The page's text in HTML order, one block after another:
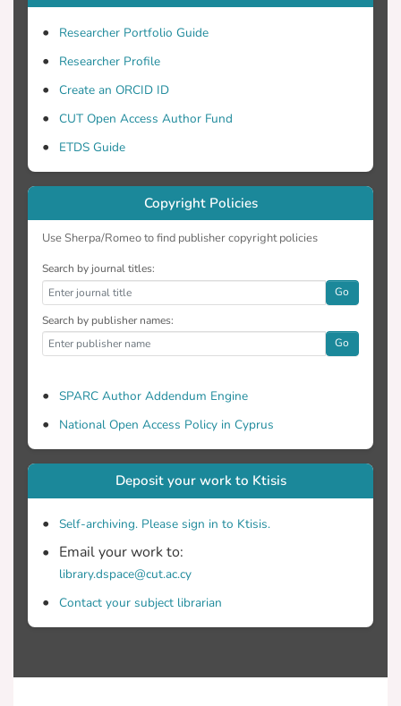
Researcher Portfolio Guide
Researcher Profile
Create an ORCID ID
CUT Open Access Author Fund
ETDS Guide
Copyright Policies
Use Sherpa/Romeo to find publisher copyright policies
Search by journal titles:
Go
Search by publisher names:
Go
SPARC Author Addendum Engine
National Open Access Policy in Cyprus
Deposit your work to Ktisis
Self-archiving. Please sign in to Ktisis.
Email your work to:
library.dspace@cut.ac.cy
Contact your subject librarian